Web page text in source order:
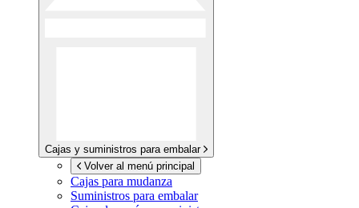
Cajas y suministros para embalar
Volver al menú principal
Cajas para mudanza
Suministros para embalar